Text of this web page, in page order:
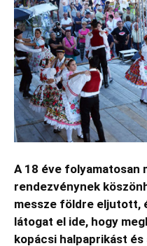
A 18 éve folyamatosan
rendezvénynek
messze földre eljutott,
látogat el ide, hogy
kopácsi halpaprikást